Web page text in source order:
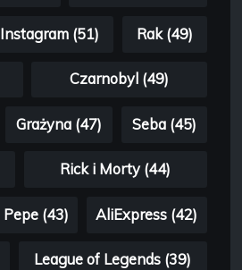
Instagram (51) Rak (49)
Czarnobyl (49)
Grażyna (47) Seba (45)
Rick i Morty (44)
Pepe (43) AliExpress (42)
League of Legends (39)